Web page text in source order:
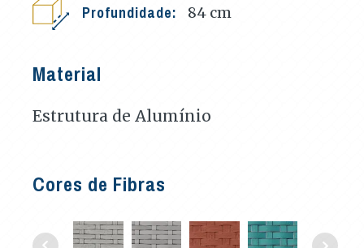
Profundidade: 84 cm
Material
Estrutura de Alumínio
Cores de Fibras